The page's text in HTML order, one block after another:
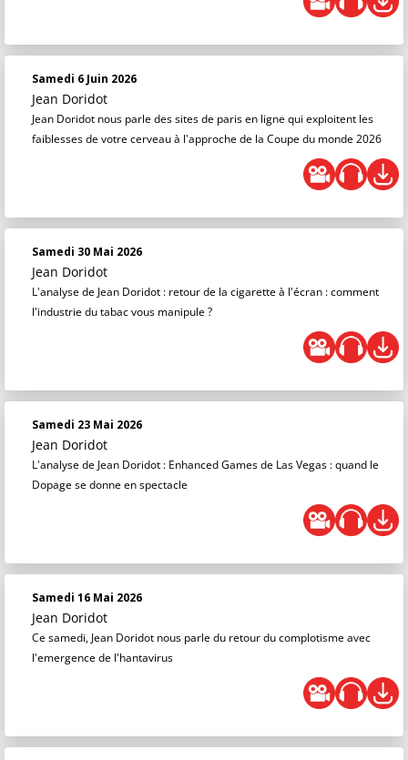
Samedi 6 Juin 2026
Jean Doridot
Jean Doridot nous parle des sites de paris en ligne qui exploitent les
faiblesses de votre cerveau à l'approche de la Coupe du monde 2026
Samedi 30 Mai 2026
Jean Doridot
L'analyse de Jean Doridot : retour de la cigarette à l'écran : comment
l'industrie du tabac vous manipule ?
Samedi 23 Mai 2026
Jean Doridot
L'analyse de Jean Doridot : Enhanced Games de Las Vegas : quand le
Dopage se donne en spectacle
Samedi 16 Mai 2026
Jean Doridot
Ce samedi, Jean Doridot nous parle du retour du complotisme avec
l'emergence de l'hantavirus